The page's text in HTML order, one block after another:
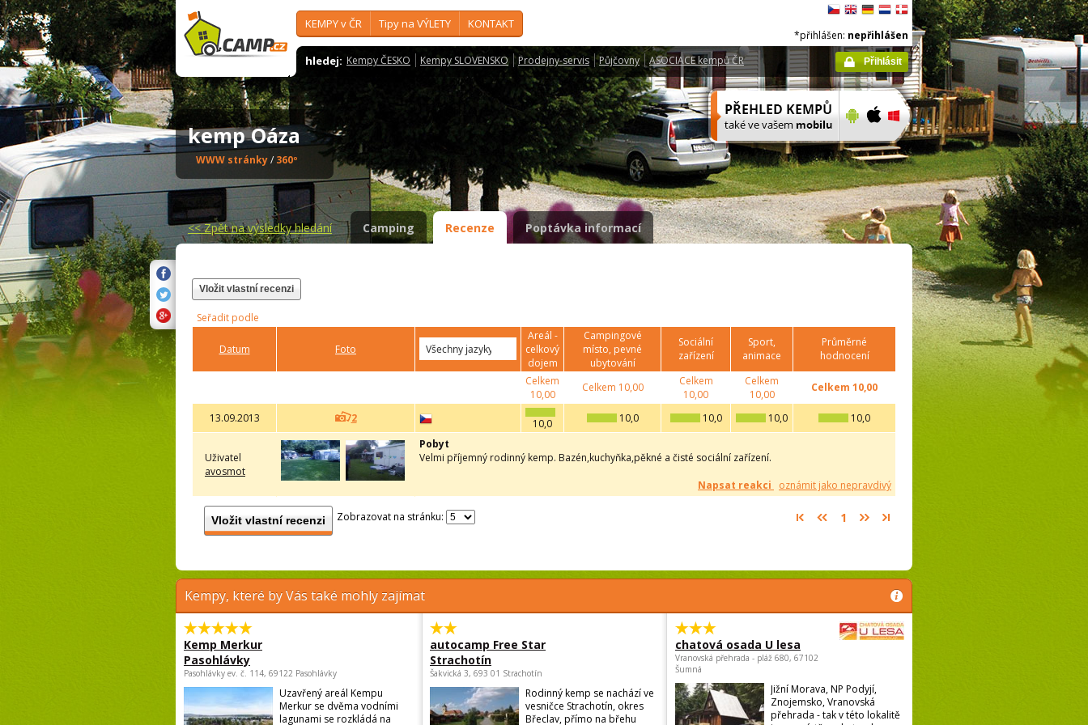
KEMPY v ČR Tipy na VÝLETY KONTAKT
hledej: Kempy ČESKO Kempy SLOVENSKO Prodejny-servis Půjčovny ASOCIACE kempů ČR
*přihlášen: nepřihlášen
Přihlásit
kemp Oáza
WWW stránky/ 360º
<<Zpět na výsledky hledání Camping Recenze Poptávka informací
Vložit vlastní recenzi
Seřadit podle
Datum Foto
Areál -
celkový
dojem
Campingové
místo, pevné
ubytování
Sociální
zařízení
Sport,
animace
Průměrné
hodnocení
Celkem
10,00
Celkem 10,00
Celkem
10,00
Celkem
10,00
Celkem 10,00
13.09.2013 2 10,0 10,0 10,0 10,0 10,0
Uživatel
avosmot
Pobyt
Velmi příjemný rodinný kemp. Bazén,kuchyňka,pěkné a čisté sociální zařízení.
Napsat reakci
oznámit jako nepravdivý
Vložit vlastní recenzi Zobrazovat na stránku: 1
Kempy, které by Vás také mohly zajímat
Kemp Merkur
Pasohlávky
Pasohlávky ev. č. 114, 69122 Pasohlávky
Uzavřený areál Kempu
Merkur se dvěma vodními
lagunami se rozkládá na
autocamp Free Star
Strachotín
Šakvická 3, 693 01 Strachotín
Rodinný kemp se nachází ve
vesničce Strachotín, okres
Břeclav, přímo na břehu
chatová osada U lesa
Vranovská přehrada - pláž 680, 67102
Šumná
Jižní Morava, NP Podyjí,
Znojemsko, Vranovská
přehrada - tak v této lokalitě